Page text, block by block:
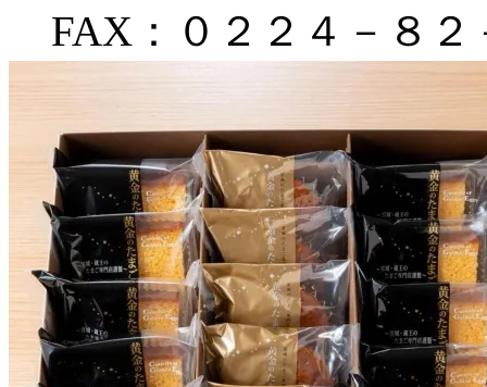
FAX：０２２４－８２